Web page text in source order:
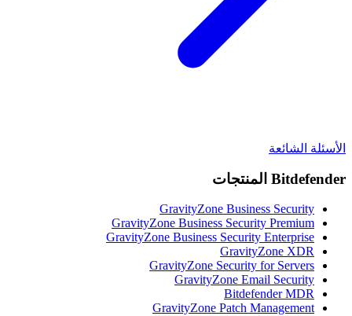
الأسئلة الشائعة
Bitdefender المنتجات
GravityZone Business Security
GravityZone Business Security Premium
GravityZone Business Security Enterprise
GravityZone XDR
GravityZone Security for Servers
GravityZone Email Security
Bitdefender MDR
GravityZone Patch Management